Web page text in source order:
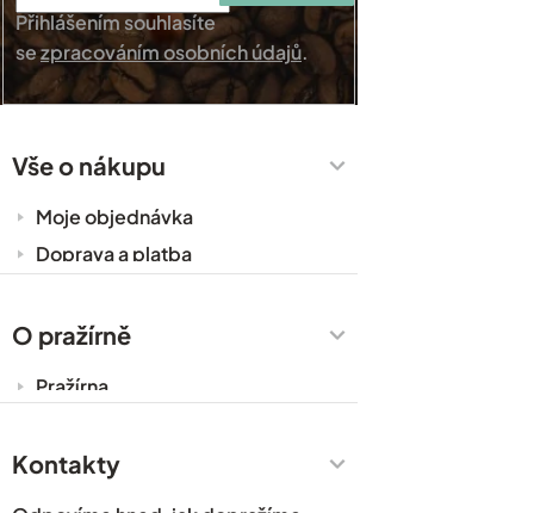
Přihlášením souhlasíte
sezpracováním osobních údajů.
Vše o nákupu
Moje objednávka
Doprava a platba
Zakázková výroba
Ochrana osobních údajů
O pražírně
Pražírna
Prodejny
Kontakty